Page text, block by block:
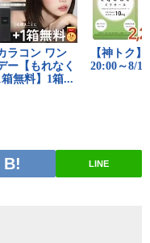
LINE